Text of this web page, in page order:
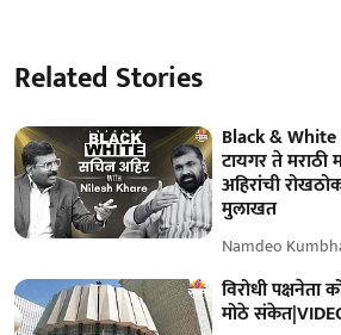
Related Stories
Black &
टायगर ते मराठी
अहिरांची
मुलाखत
Namdeo
विरोधी पक्षनेता
मोठे